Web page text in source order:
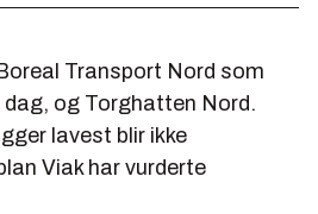
Transport Nord som
dag, og Torghatten Nord.
lavest blir ikke
Viak har vurderte